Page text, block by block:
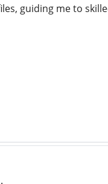
guiding me to